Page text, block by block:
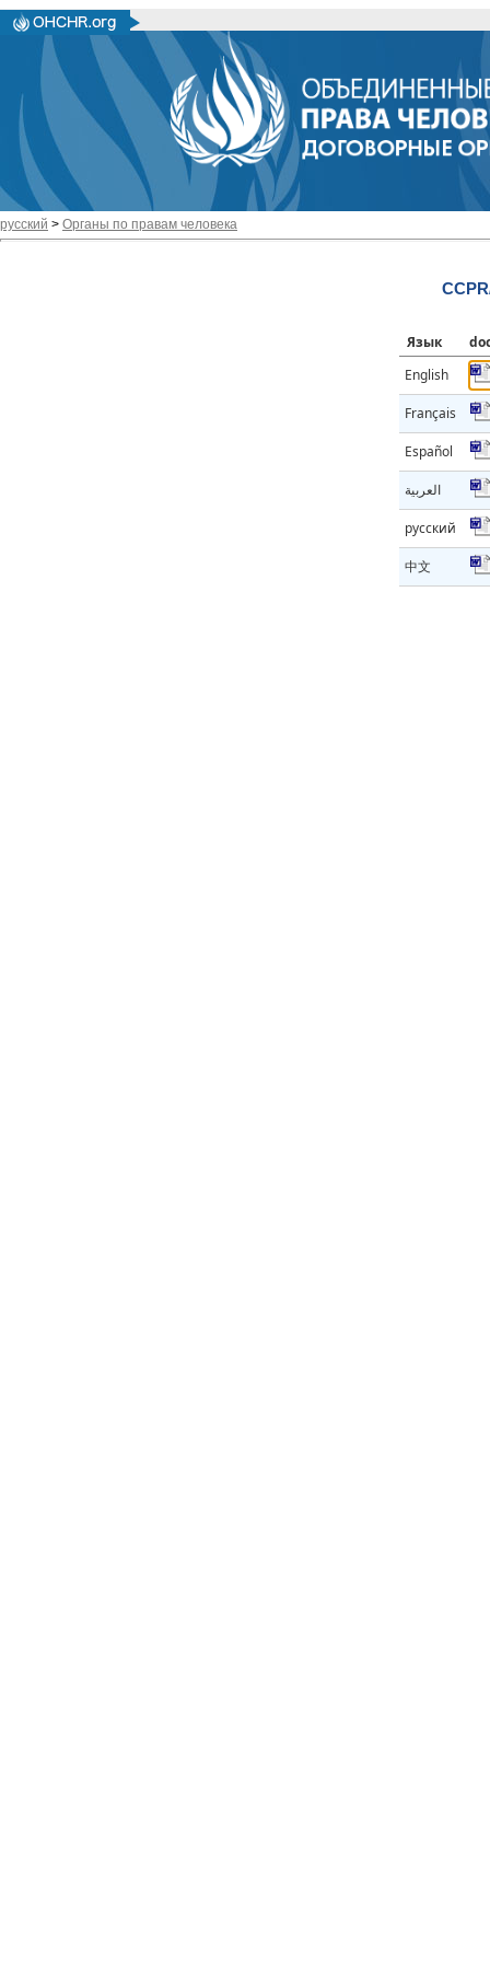
русский > Органы по правам человека
Язык
English
Français
Español
العربية
русский
中文